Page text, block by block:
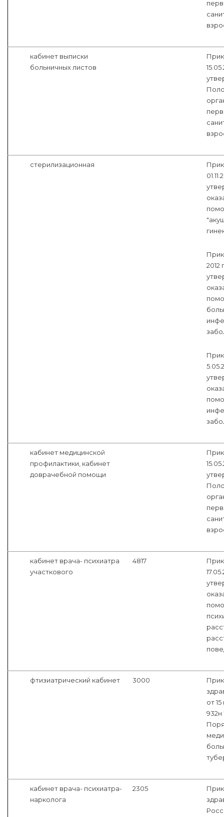
кабинет выписки
больничных листов
стерилизационная
кабинет медицинской
профилактики, кабинет
доврачебной помощи
кабинет врача- психиатра
участкового
4817
фтизиатрический кабинет 3000
от
кабинет врача- психиатра-
нарколога
2305